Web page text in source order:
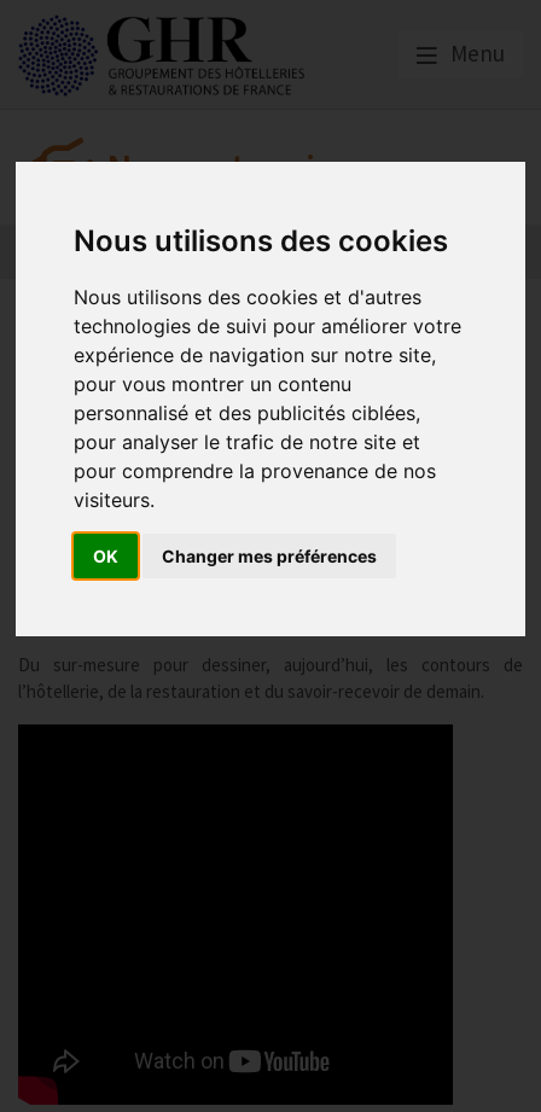
Nous utilisons des cookies
Nous utilisons des cookies et d'autres
technologies de suivi pour améliorer votre
expérience de navigation sur notre site,
pour vous montrer un contenu
personnalisé et des publicités ciblées,
pour analyser le trafic de notre site et
pour comprendre la provenance de nos
visiteurs.
OK Changer mes préférences
Menu
Nos partenaires
L’actualité des partenaires Nos partenaires
EQUIPHOTEL
Home of Hospitality
Tous les deux ans, EquipHotel vous accompagne dans la
gestion au quotidien de vos établissements et le
développement de nouveaux projets.
Hôteliers, investisseurs, dirigeants de résidences de tourisme, de
résidentiel géré, restaurateurs, architectes, designers,
Du sur-mesure pour dessiner, aujourd’hui, les contours de
l’hôtellerie, de la restauration et du savoir-recevoir de demain.